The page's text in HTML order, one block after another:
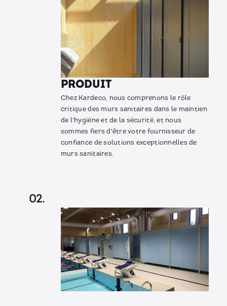
Produit
Chez Kardeco, nous comprenons le rôle
critique des murs sanitaires dans le maintien
de l'hygiène et de la sécurité, et nous
sommes fiers d'être votre fournisseur de
confiance de solutions exceptionnelles de
murs sanitaires.
02.